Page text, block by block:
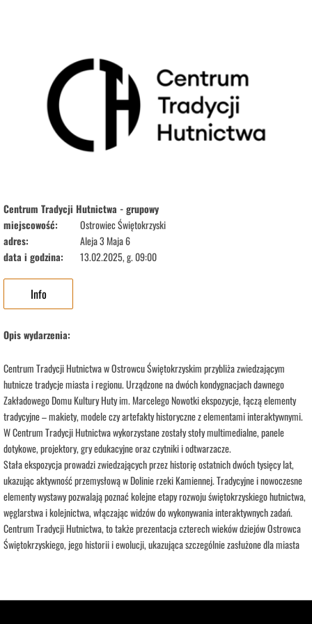
Centrum Tradycji Hutnictwa - grupowy
miejscowość:
Ostrowiec Świętokrzyski
adres:
Aleja 3 Maja 6
data i godzina:
13.02.2025, g. 09:00
Info
Opis wydarzenia:
Centrum Tradycji Hutnictwa w Ostrowcu Świętokrzyskim przybliża zwiedzającym
hutnicze tradycje miasta i regionu. Urządzone na dwóch kondygnacjach dawnego
Zakładowego Domu Kultury Huty im. Marcelego Nowotki ekspozycje, łączą elementy
tradycyjne – makiety, modele czy artefakty historyczne z elementami interaktywnymi.
W Centrum Tradycji Hutnictwa wykorzystane zostały stoły multimedialne, panele
dotykowe, projektory, gry edukacyjne oraz czytniki i odtwarzacze.
Stała ekspozycja prowadzi zwiedzających przez historię ostatnich dwóch tysięcy lat,
ukazując aktywność przemysłową w Dolinie rzeki Kamiennej. Tradycyjne i nowoczesne
elementy wystawy pozwalają poznać kolejne etapy rozwoju świętokrzyskiego hutnictwa,
węglarstwa i kolejnictwa, włączając widzów do wykonywania interaktywnych zadań.
Centrum Tradycji Hutnictwa, to także prezentacja czterech wieków dziejów Ostrowca
Świętokrzyskiego, jego historii i ewolucji, ukazująca szczególnie zasłużone dla miasta